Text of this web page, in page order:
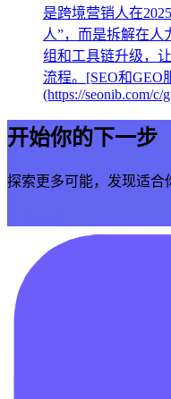
是跨境营销人在
人”，而是拆解在
组和工具链升级，
流程。[SEO和GEO
(https://seonib.com/c/
开始你的下一步
探索更多可能，发现适合